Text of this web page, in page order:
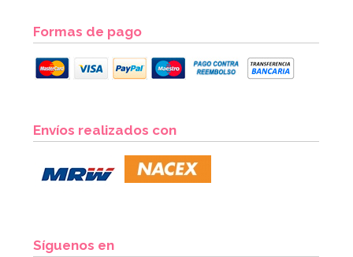
Formas de pago
Envíos realizados con
Síguenos en